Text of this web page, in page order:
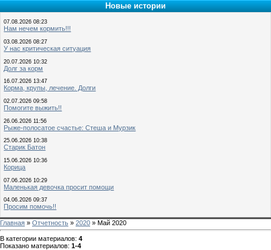
Новые истории
07.08.2026 08:23
Нам нечем кормить!!!
03.08.2026 08:27
У нас критическая ситуация
20.07.2026 10:32
Долг за корм
16.07.2026 13:47
Корма, крупы, лечение. Долги
02.07.2026 09:58
Помогите выжить!!
26.06.2026 11:56
Рыже-полосатое счастье: Стеша и Мурзик
25.06.2026 10:38
Старик Батон
15.06.2026 10:36
Корица
07.06.2026 10:29
Маленькая девочка просит помощи
04.06.2026 09:37
Просим помочь!!
Главная » Отчетность » 2020 » Май 2020
В категории материалов: 4
Показано материалов: 1-4